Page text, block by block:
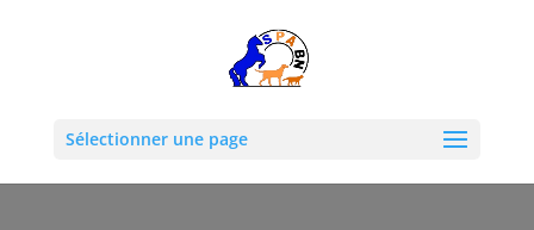
Sélectionner une page